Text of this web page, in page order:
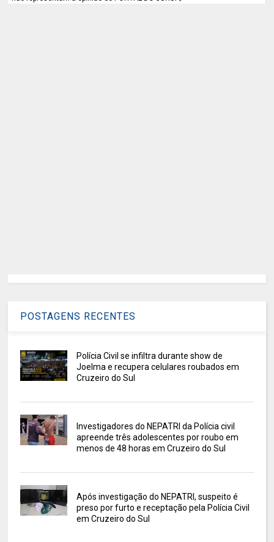
POSTAGENS RECENTES
Polícia Civil se infiltra durante show de
Joelma e recupera celulares roubados em
Cruzeiro do Sul
Investigadores do NEPATRI da Polícia civil
apreende três adolescentes por roubo em
menos de 48 horas em Cruzeiro do Sul
Após investigação do NEPATRI, suspeito é
preso por furto e receptação pela Polícia Civil
em Cruzeiro do Sul